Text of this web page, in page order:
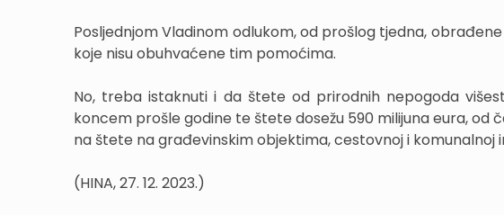
Posljednjom Vladinom odlukom, od prošlog tjedna,
koje nisu obuhvaćene tim pomoćima.
No, treba istaknuti i da štete od prirodnih nepogoda
koncem prošle godine te štete dosežu 590 milijuna eura,
na štete na građevinskim objektima, cestovnoj i komunalnoj
(HINA, 27. 12. 2023.)